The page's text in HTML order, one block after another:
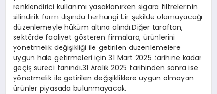
renklendirici kullanımı yasaklanırken sigara filtrelerinin
silindirik form dışında herhangi bir şekilde olamayacağı
düzenlemeyle hüküm altına alındı.Diğer taraftan,
sektörde faaliyet gösteren firmalara, ürünlerini
yönetmelik değişikliği ile getirilen düzenlemelere
uygun hale getirmeleri için 31 Mart 2025 tarihine kadar
geçiş süreci tanındı.31 Aralık 2025 tarihinden sonra ise
yönetmelik ile getirilen değişikliklere uygun olmayan
ürünler piyasada bulunmayacak.